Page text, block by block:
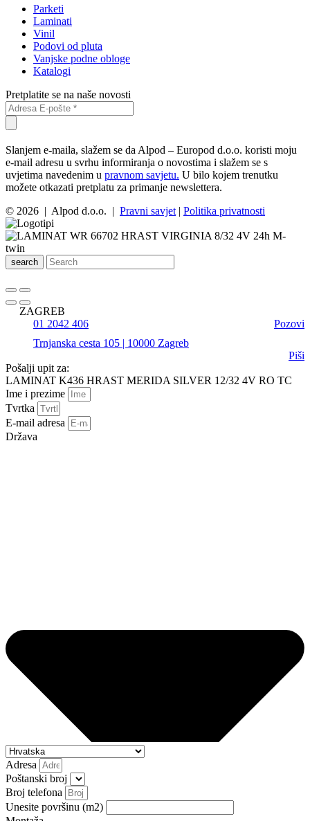
Parketi
Laminati
Vinil
Podovi od pluta
Vanjske podne obloge
Katalogi
Pretplatite se na naše novosti
Slanjem e-maila, slažem se da Alpod – Europod d.o.o. koristi moju
e-mail adresu u svrhu informiranja o novostima i slažem se s
uvjetima navedenim u pravnom savjetu. U bilo kojem trenutku
možete otkazati pretplatu za primanje newslettera.
© 2026 | Alpod d.o.o. | Pravni savjet | Politika privatnosti
search
ZAGREB
01 2042 406
Pozovi
Trnjanska cesta 105 | 10000 Zagreb
Piši
Pošalji upit za:
LAMINAT K436 HRAST MERIDA SILVER 12/32 4V RO TC
Ime i prezime
Tvrtka
E-mail adresa
Država
Adresa
Poštanski broj
Broj telefona
Unesite površinu (m2)